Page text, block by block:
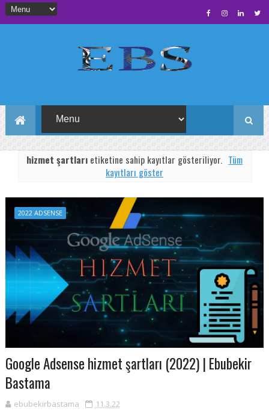
hizmet şartlarıetiketine sahip kayıtlar gösteriliyor. Tüm
kayıtları göster
2022 ADSENSE
Google Adsense hizmet şartları (2022) | Ebubekir
Bastama
ebubekirbastama
11.3.22